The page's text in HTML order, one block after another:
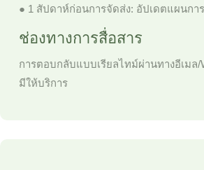
● 1 สัปดาห์ก่อนการจัดส่ง: อัปเดตแผนก
ช่องทางการสื่อสาร
การตอบกลับแบบเรียลไทม์ผ่านทางอีเมล
มีให้บริการ